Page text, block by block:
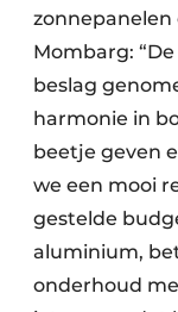
Mombarg:
beslag
harmonie in
beetje geven
we een mooi
gestelde
aluminium,
onderhoud